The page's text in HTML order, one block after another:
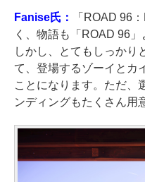
Fanise氏：
「ROAD 96
く、物語も「ROAD 96」
しかし、とてもしっかり
て、登場するゾーイとカ
ことになります。ただ、
ンディングもたくさん用